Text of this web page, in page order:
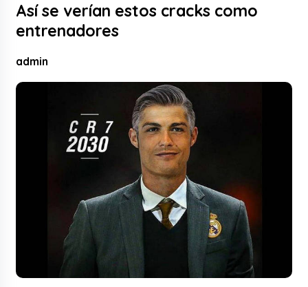
Así se verían estos cracks como
entrenadores
admin